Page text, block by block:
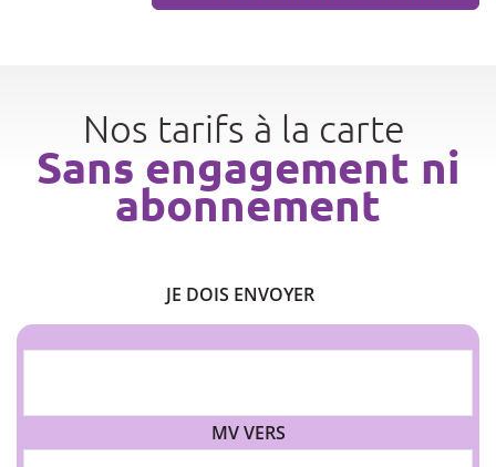
Nos tarifs à la carte
Sans engagement ni
abonnement
JE DOIS ENVOYER
MV VERS